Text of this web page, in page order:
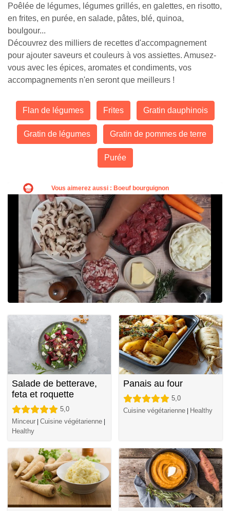
Poêlée de légumes, légumes grillés, en galettes, en risotto,
en frites, en purée, en salade, pâtes, blé, quinoa,
boulgour...
Découvrez des milliers de recettes d'accompagnement
pour ajouter saveurs et couleurs à vos assiettes. Amusez-
vous avec les épices, aromates et condiments, vos
accompagnements n'en seront que meilleurs !
Flan de légumes Frites Gratin dauphinois
Gratin de légumes Gratin de pommes de terre
Purée
Salade de betterave,
feta et roquette
5,0
Minceur Cuisine végétarienne
Healthy
Panais au four
5,0
Cuisine végétarienne
Healthy